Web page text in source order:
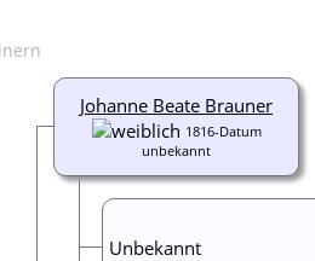
Johanne Beate Brauner
1816-Datum
unbekannt
Unbekannt